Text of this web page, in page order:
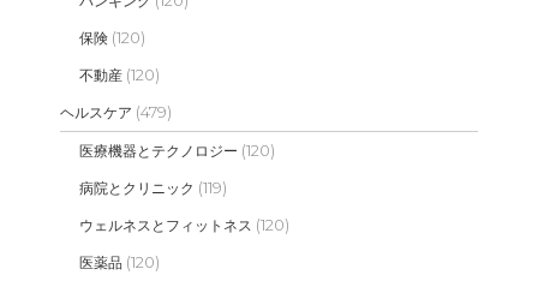
保険 (120)
不動産 (120)
ヘルスケア (479)
医療機器とテクノロジー (120)
病院とクリニック (119)
ウェルネスとフィットネス (120)
医薬品 (120)